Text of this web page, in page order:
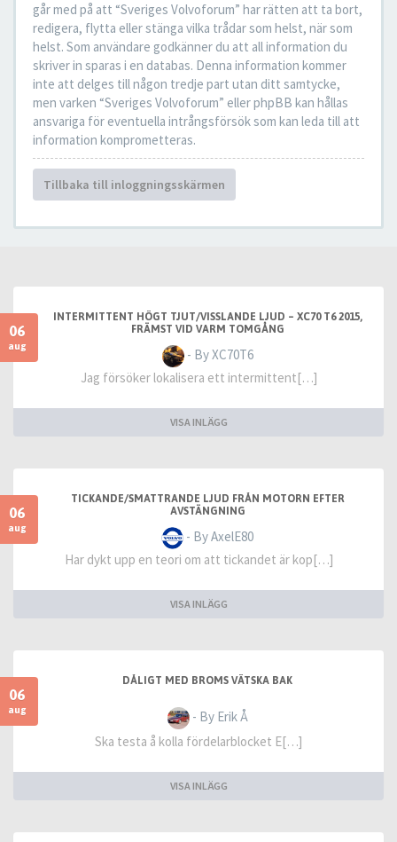
går med på att “Sveriges Volvoforum” har rätten att ta bort,
redigera, flytta eller stänga vilka trådar som helst, när som
helst. Som användare godkänner du att all information du
skriver in sparas i en databas. Denna information kommer
inte att delges till någon tredje part utan ditt samtycke,
men varken “Sveriges Volvoforum” eller phpBB kan hållas
ansvariga för eventuella intrångsförsök som kan leda till att
information komprometteras.
Tillbaka till inloggningsskärmen
06
aug
INTERMITTENT HÖGT TJUT/VISSLANDE LJUD – XC70 T6 2015,
FRÄMST VID VARM TOMGÅNG
- By XC70T6
Jag försöker lokalisera ett intermittent[…]
VISA INLÄGG
06
aug
TICKANDE/SMATTRANDE LJUD FRÅN MOTORN EFTER
AVSTÄNGNING
- By AxelE80
Har dykt upp en teori om att tickandet är kop[…]
VISA INLÄGG
06
aug
DÅLIGT MED BROMS VÄTSKA BAK
- By Erik Å
Ska testa å kolla fördelarblocket E[…]
VISA INLÄGG